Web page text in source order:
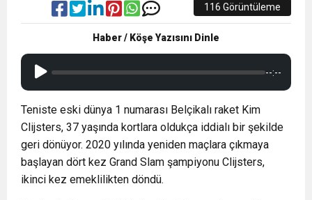
116 Görüntüleme
Haber / Köşe Yazısını Dinle
--:--
Teniste eski dünya 1 numarası Belçikalı raket Kim
Clijsters, 37 yaşında kortlara oldukça iddialı bir şekilde
geri dönüyor. 2020 yılında yeniden maçlara çıkmaya
başlayan dört kez Grand Slam şampiyonu Clijsters,
ikinci kez emeklilikten döndü.